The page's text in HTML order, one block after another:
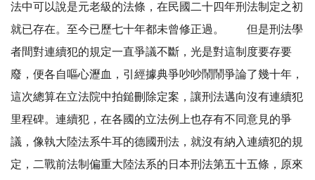
法中可以說是元老級的法條，在民國二十四年刑法制定之初
就已存在。至今已歷七十年都未曾修正過。 但是刑法學
者間對連續犯的規定一直爭議不斷，光是對這制度要存要
廢，便各自嘔心瀝血，引經據典爭吵吵鬧鬧爭論了幾十年，
這次總算在立法院中拍鎚刪除定案，讓刑法邁向沒有連續犯
里程碑。連續犯，在各國的立法例上也存有不同意見的爭
議，像執大陸法系牛耳的德國刑法，就沒有納入連續犯的規
定，二戰前法制偏重大陸法系的日本刑法第五十五條，原來